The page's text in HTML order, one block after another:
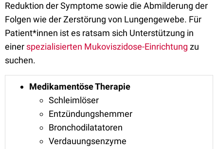
Reduktion der Symptome sowie die Abmilderung der
Folgen wie der Zerstörung von Lungengewebe. Für
Patient*innen ist es ratsam sich Unterstützung in
einer spezialisierten Mukoviszidose-Einrichtung zu
suchen.
Medikamentöse Therapie
Schleimlöser
Entzündungshemmer
Bronchodilatatoren
Verdauungsenzyme